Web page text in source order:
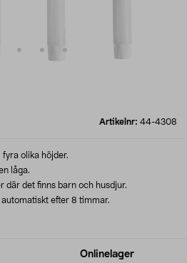
Artikelnr: 44-4308
Onlinelager
fyra olika höjder.
låga.
där det finns barn och husdjur.
efter 8 timmar.